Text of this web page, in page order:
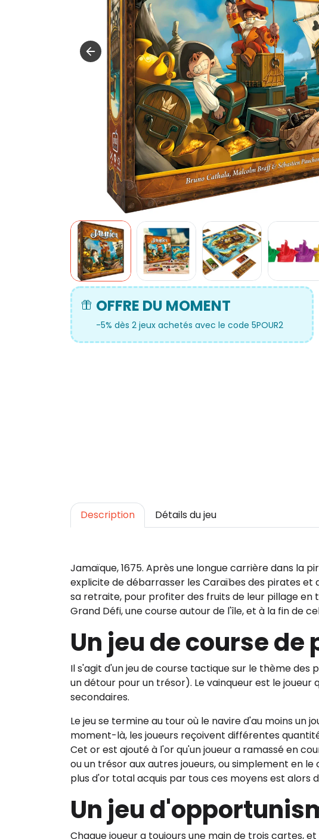
OFFRE DU MOMENT
-5% dès 2 jeux achetés avec le code 5POUR2
Détails du jeu
Jamaïque, 1675. Après une longue carrière dans la
explicite de débarrasser les Caraïbes des pirates et
sa retraite, pour profiter des fruits de leur pillage en
Un jeu de course de
Il s'agit d'un jeu de course tactique sur le thème des
un détour pour un trésor). Le vainqueur est le joueur
Le jeu se termine au tour où le navire d'au moins
moment-là, les joueurs reçoivent différentes
Cet or est ajouté à l'or qu'un joueur a ramassé en
ou un trésor aux autres joueurs, ou simplement en
Un jeu